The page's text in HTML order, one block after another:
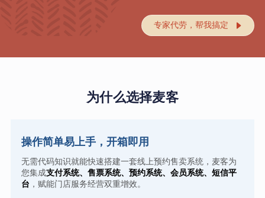
专家代劳，帮我搞定 
为什么选择麦客
操作简单易上手，开箱即用
无需代码知识就能快速搭建一套线上预约售卖系统，麦客为
您集成支付系统、售票系统、预约系统、会员系统、短信平
台 ，赋能门店服务经营双重增效。